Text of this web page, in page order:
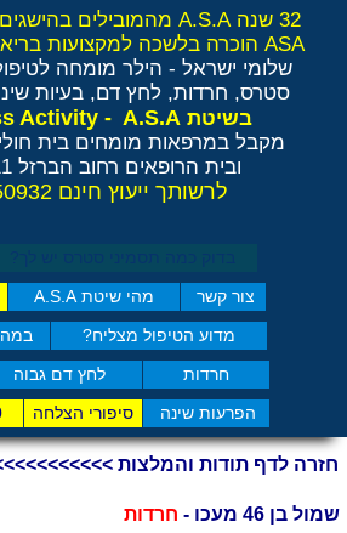
צור קשר מהי שיטת A.S.A
חרדות לחץ דם גבוה
מדוע הטיפול מצליח? במה
הפרעות שינה סיפורי הצלחה
32 שנה A.S.A מהמובילים בהישגים בישראל ובאירופה
ASA הוכרה בלשכה למקצועות בריאות משלימים RCP
שלומי ישראל - הילר מומחה
סטרס, חרדות, לחץ דם, בעיות
בשיטת Anti Stress Activity - A.S.A
מקבל במרפאות מומחים בית
ובית הרופאים רחוב הברזל 11 תל אביב
לרשותך ייעוץ חינם 077-4050932
שמול בן 46 מעכו -
חרדות
חזרה לדף תודות והמלצות